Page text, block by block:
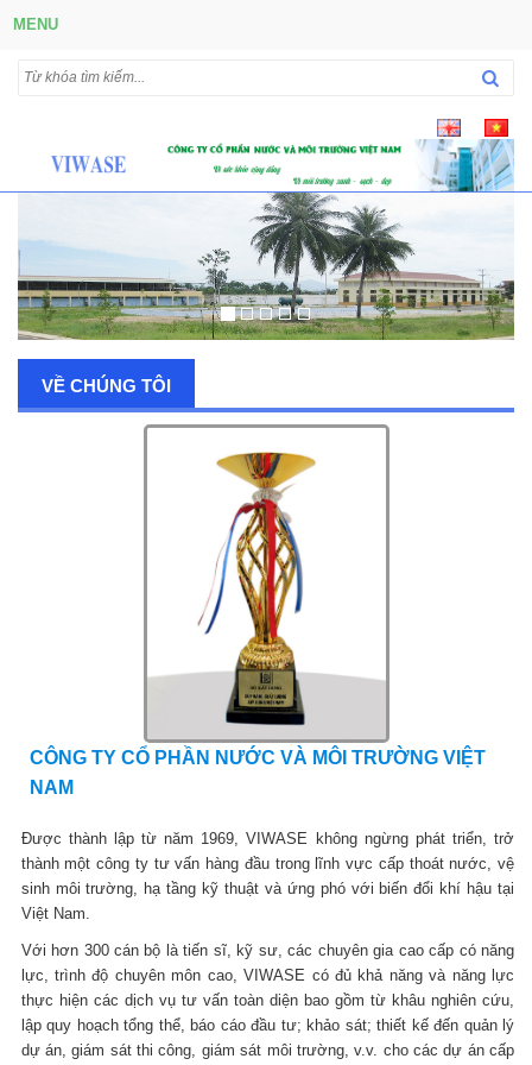
MENU
VỀ CHÚNG TÔI
CÔNG TY CỔ PHẦN NƯỚC VÀ MÔI TRƯỜNG VIỆT
NAM
Được thành lập từ năm 1969, VIWASE không ngừng phát triển, trở
thành một công ty tư vấn hàng đầu trong lĩnh vực cấp thoát nước, vệ
sinh môi trường, hạ tầng kỹ thuật và ứng phó với biến đổi khí hậu tại
Việt Nam.
Với hơn 300 cán bộ là tiến sĩ, kỹ sư, các chuyên gia cao cấp có năng
lực, trình độ chuyên môn cao, VIWASE có đủ khả năng và năng lực
thực hiện các dịch vụ tư vấn toàn diện bao gồm từ khâu nghiên cứu,
lập quy hoạch tổng thể, báo cáo đầu tư; khảo sát; thiết kế đến quản lý
dự án, giám sát thi công, giám sát môi trường, v.v. cho các dự án cấp